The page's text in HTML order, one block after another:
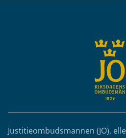
Justitieombudsmannen (JO),